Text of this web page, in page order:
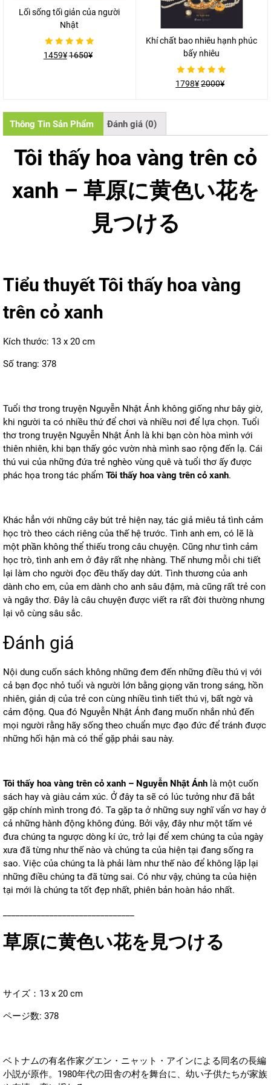
Lối sống tối giản của người
Nhật
Được
xếp
1459¥1650¥
Khí chất bao nhiêu hạnh phúc
bấy nhiêu
Được
xếp
1798¥ 2000¥
Thông Tin Sản Phẩm Đánh giá (0)
Tôi thấy hoa vàng trên cỏ
xanh – 草原に黄色い花を
見つける
Tiểu thuyết Tôi thấy hoa vàng
trên cỏ xanh
Kích thước: 13 x 20 cm
Số trang: 378
Tuổi thơ trong truyện Nguyễn Nhật Ánh không giống như bây giờ,
khi người ta có nhiều thứ để chơi và nhiều nơi để lựa chọn. Tuổi
thơ trong truyện Nguyễn Nhật Ánh là khi bạn còn hòa mình với
thiên nhiên, khi bạn thấy góc vườn nhà mình sao rộng đến lạ. Cái
thú vui của những đứa trẻ nghèo vùng quê và tuổi thơ ấy được
phác họa trong tác phẩm Tôi thấy hoa vàng trên cỏ xanh.
Khác hẳn với những cây bút trẻ hiện nay, tác giả miêu tả tình cảm
học trò theo cách riêng của thế hệ trước. Tình anh em, có lẽ là
một phần không thể thiếu trong câu chuyện. Cũng như tình cảm
học trò, tình anh em ở đây rất nhẹ nhàng. Thế nhưng mỗi chi tiết
lại làm cho người đọc đều thấy day dứt. Tình thương của anh
dành cho em, của em dành cho anh sâu đậm, mà cũng rất trẻ con
và ngây thơ. Đây là câu chuyện được viết ra rất đời thường nhưng
lại vô cùng sâu sắc.
Đánh giá
Nội dung cuốn sách không những đem đến những điều thú vị với
cả bạn đọc nhỏ tuổi và người lớn bằng giọng văn trong sáng, hồn
nhiên, giản dị của trẻ con cùng nhiều tình tiết thú vị, bất ngờ và
cảm động. Qua đó Nguyễn Nhật Ánh đang muốn nhắn nhủ đến
mọi người rằng hãy sống theo chuẩn mực đạo đức để tránh được
những hối hận mà có thể gặp phải sau này.
Tôi thấy hoa vàng trên cỏ xanh – Nguyễn Nhật Ánh là một cuốn
sách hay và giàu cảm xúc. Ở đây ta sẽ có lúc tưởng như đã bắt
gặp chính mình trong đó. Ta gặp ta ở những suy nghĩ vẩn vơ hay ở
cả những hành động không đúng. Bởi vậy, đây như một tấm vé
đưa chúng ta ngược dòng kí ức, trở lại để xem chúng ta của ngày
xưa đã từng như thế nào và chúng ta của hiện tại đang sống ra
sao. Việc của chúng ta là phải làm như thế nào để không lặp lại
những điều chúng ta đã từng sai. Có như vậy, chúng ta của hiện
tại mới là chúng ta tốt đẹp nhất, phiên bản hoàn hảo nhất.
草原に黄色い花を見つける
サイズ：13 x 20 cm
ページ数: 378
ベトナムの有名作家グエン・ニャット・アインによる同名の長編
小説が原作。1980年代の田舎の村を舞台に、幼い子供たちが家族